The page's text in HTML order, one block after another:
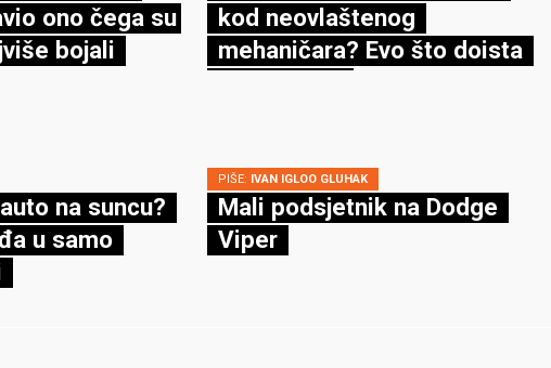
ono čega su
bojali
kod neovlaštenog
mehaničara? Evo što doista
na suncu?
u samo
PIŠE: IVAN IGLOO GLUHAK
Mali podsjetnik na Dodge
Viper